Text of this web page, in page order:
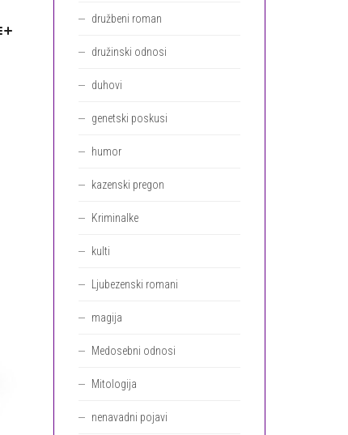
družbeni roman
družinski odnosi
duhovi
genetski poskusi
humor
kazenski pregon
Kriminalke
kulti
Ljubezenski romani
magija
Medosebni odnosi
Mitologija
nenavadni pojavi